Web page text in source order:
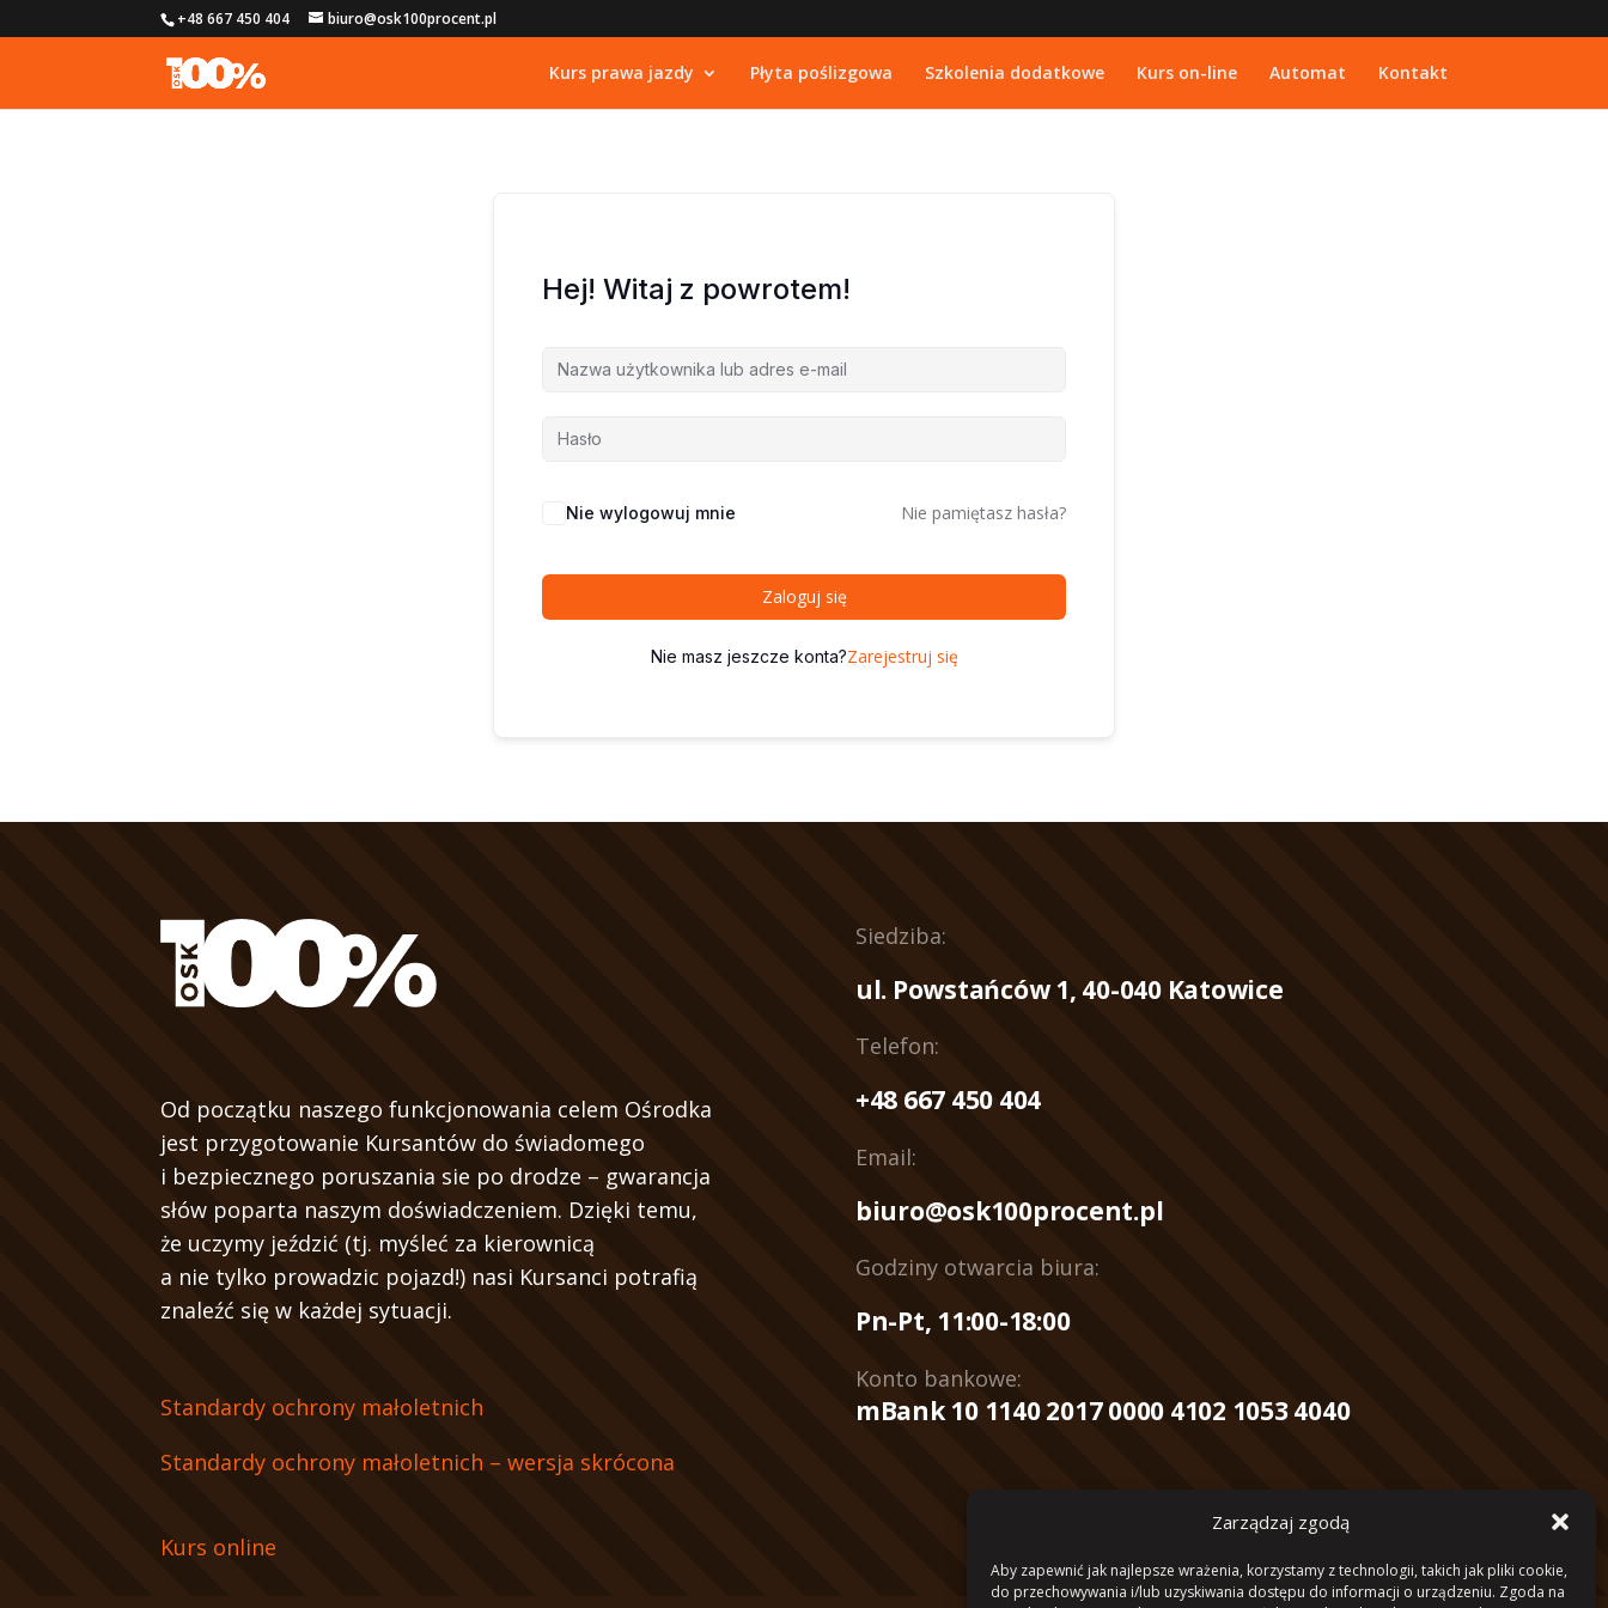
Zarządzaj zgodą
Aby zapewnić jak najlepsze wrażenia, korzystamy z technologii, takich jak pliki cookie,
do przechowywania i/lub uzyskiwania dostępu do informacji o urządzeniu. Zgoda na
+48 667 450 404 biuro@osk100procent.pl
Kurs prawa jazdy Płyta poślizgowa Szkolenia dodatkowe Kurs on-line Automat Kontakt
Hej! Witaj z powrotem!
Nie wylogowuj mnie Nie pamiętasz hasła?
Zaloguj się
Nie masz jeszcze konta?Zarejestruj się
Od początku naszego funkcjonowania celem Ośrodka
jest przygotowanie Kursantów do świadomego
i bezpiecznego poruszania sie po drodze – gwarancja
słów poparta naszym doświadczeniem. Dzięki temu,
że uczymy jeździć (tj. myśleć za kierownicą
a nie tylko prowadzic pojazd!) nasi Kursanci potrafią
znaleźć się w każdej sytuacji.
Standardy ochrony małoletnich
Standardy ochrony małoletnich – wersja skrócona
Kurs online
Siedziba:
ul. Powstańców 1, 40-040 Katowice
Telefon:
+48 667 450 404
Email:
biuro@osk100procent.pl
Godziny otwarcia biura:
Pn-Pt, 11:00-18:00
Konto bankowe:
mBank 10 1140 2017 0000 4102 1053 4040